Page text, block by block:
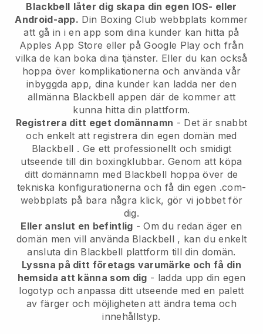
Blackbell låter dig skapa din egen IOS- eller
Android-app. Din Boxing Club webbplats kommer
att gå in i en app som dina kunder kan hitta på
Apples App Store eller på Google Play och från
vilka de kan boka dina tjänster. Eller du kan också
hoppa över komplikationerna och använda vår
inbyggda app, dina kunder kan ladda ner den
allmänna Blackbell appen där de kommer att
kunna hitta din plattform.
Registrera ditt eget domännamn - Det är snabbt
och enkelt att registrera din egen domän med
Blackbell . Ge ett professionellt och smidigt
utseende till din boxingklubbar. Genom att köpa
ditt domännamn med Blackbell hoppa över de
tekniska konfigurationerna och få din egen .com-
webbplats på bara några klick, gör vi jobbet för
dig.
Eller anslut en befintlig - Om du redan äger en
domän men vill använda Blackbell , kan du enkelt
ansluta din Blackbell plattform till din domän.
Lyssna på ditt företags varumärke och få din
hemsida att känna som dig - ladda upp din egen
logotyp och anpassa ditt utseende med en palett
av färger och möjligheten att ändra tema och
innehållstyp.